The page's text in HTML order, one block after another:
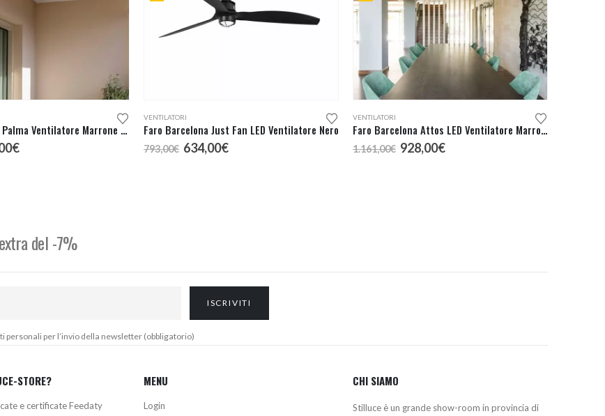
Faro Barcelona Palma Ventilatore Marrone Scuro
€Il
VENTILATORI
Faro Barcelona Just Fan LED Ventilatore Nero
793,00€ Il
prezzo
634,00€Il
VENTILATORI
Faro Barcelona Attos LED Ventilatore Marrone
1.161,00€ Il
prezzo
928,00€Il
del -7%
personali per l’invio della newsletter (obbligatorio)
STORE?
e certificate Feedaty
MENU
Login
CHI SIAMO
Stilluce è un grande show-room in provincia di